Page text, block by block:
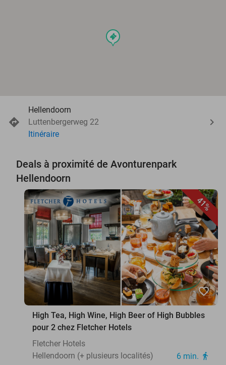
events
Hellendoorn
Luttenbergerweg 22
Itinéraire
Deals à proximité de Avonturenpark
Hellendoorn
41%
favorite_border
High Tea, High Wine, High Beer of High Bubbles
pour 2 chez Fletcher Hotels
Fletcher Hotels
Hellendoorn (+ plusieurs localités)
6 min. directions_walk